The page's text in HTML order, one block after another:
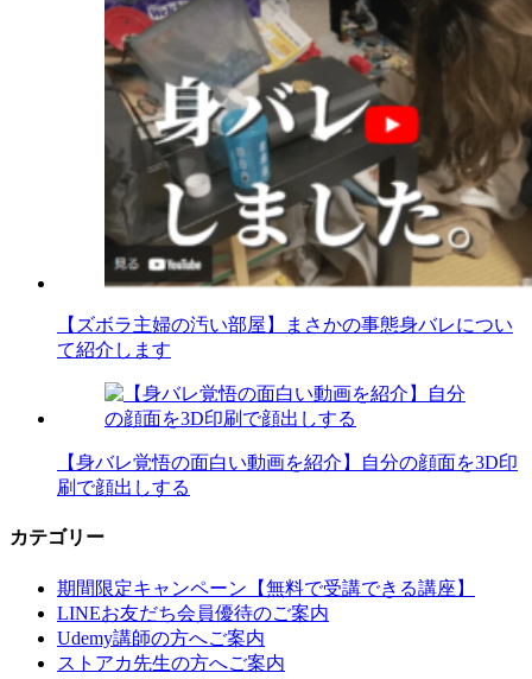
【ズボラ主婦の汚い部屋】まさかの事態身バレについ
て紹介します
【身バレ覚悟の面白い動画を紹介】自分の顔面を3D印
刷で顔出しする
カテゴリー
期間限定キャンペーン【無料で受講できる講座】
LINEお友だち会員優待のご案内
Udemy講師の方へご案内
ストアカ先生の方へご案内